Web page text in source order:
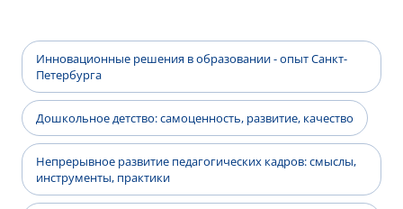
Инновационные решения в образовании - опыт Санкт-
Петербурга
Дошкольное детство: самоценность, развитие, качество
Непрерывное развитие педагогических кадров: смыслы,
инструменты, практики